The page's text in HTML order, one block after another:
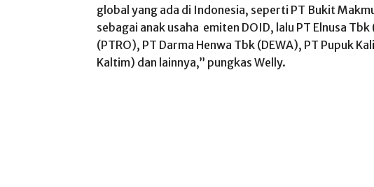
global yang ada di Indonesia, seperti PT Bukit
sebagai anak usaha emiten DOID, lalu PT Elnusa
(PTRO), PT Darma Henwa Tbk (DEWA), PT Pupuk
Kaltim) dan lainnya,” pungkas Welly.